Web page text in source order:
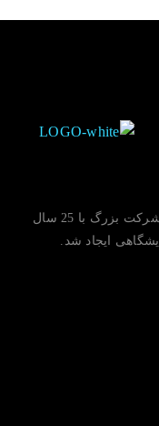
این شرکت در سال 1396 توسط چندین شرکت بزرگ با 25 سال
ایجاد شد.